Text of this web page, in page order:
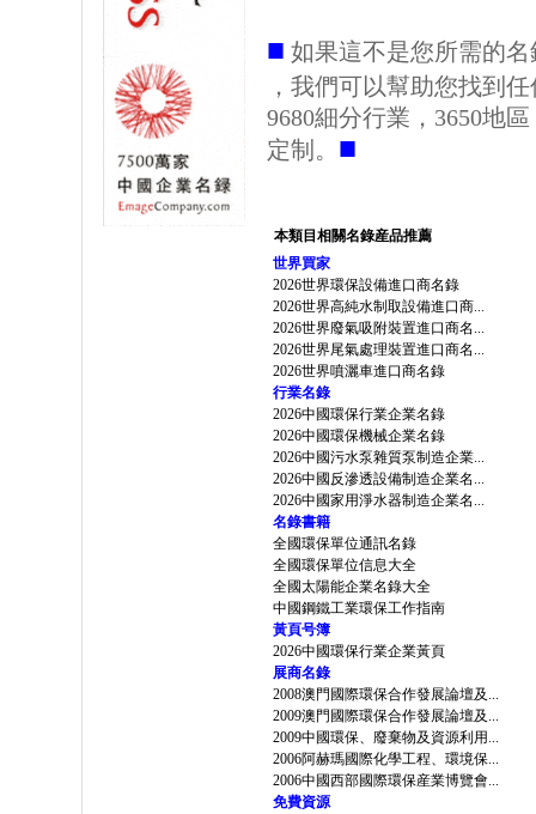
■ 如果這不是您所需的
，我們可以幫助您找到
9680細分行業，3650地
定制。 ■
本類目相關名錄産品推薦
世界買家
2026世界環保設備進口商名錄
2026世界高純水制取設備進口商...
2026世界廢氣吸附裝置進口商名...
2026世界尾氣處理裝置進口商名...
2026世界噴灑車進口商名錄
行業名錄
2026中國環保行業企業名錄
2026中國環保機械企業名錄
2026中國污水泵雜質泵制造企業...
2026中國反滲透設備制造企業名...
2026中國家用淨水器制造企業名...
名錄書籍
全國環保單位通訊名錄
全國環保單位信息大全
全國太陽能企業名錄大全
中國鋼鐵工業環保工作指南
黃頁号簿
2026中國環保行業企業黃頁
展商名錄
2008澳門國際環保合作發展論壇及...
2009澳門國際環保合作發展論壇及...
2009中國環保、廢棄物及資源利用...
2006阿赫瑪國際化學工程、環境保...
2006中國西部國際環保産業博覽會...
免費資源